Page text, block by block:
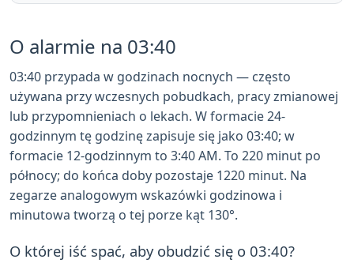
O alarmie na 03:40
03:40 przypada w godzinach nocnych — często
używana przy wczesnych pobudkach, pracy zmianowej
lub przypomnieniach o lekach. W formacie 24-
godzinnym tę godzinę zapisuje się jako 03:40; w
formacie 12-godzinnym to 3:40 AM. To 220 minut po
północy; do końca doby pozostaje 1220 minut. Na
zegarze analogowym wskazówki godzinowa i
minutowa tworzą o tej porze kąt 130°.
O której iść spać, aby obudzić się o 03:40?